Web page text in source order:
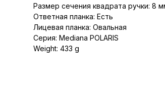
Размер сечения квадрата ручки: 8
Ответная планка: Есть
Лицевая планка: Овальная
Серия: Mediana POLARIS
Weight: 433 g